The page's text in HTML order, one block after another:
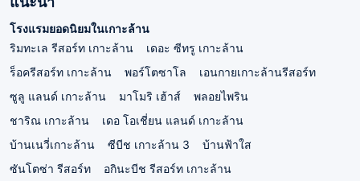
โรงแรมยอดนิยมในเกาะล้าน
ริมทะเล รีสอร์ท เกาะล้าน
เดอะ ซีทรู เกาะล้าน
ร็อครีสอร์ท เกาะล้าน
พอร์โตซาโล
เอนกายเกาะล้านรีสอร์ท
ซูลู แลนด์ เกาะล้าน
มาโมริ เฮ้าส์
พลอยไพริน
ชาริณ เกาะล้าน
เดอ โอเชี่ยน แลนด์ เกาะล้าน
บ้านเนวี่เกาะล้าน
ซีบีช เกาะล้าน 3
บ้านฟ้าใส
ซันโตซ่า รีสอร์ท
อกินะบีช รีสอร์ท เกาะล้าน